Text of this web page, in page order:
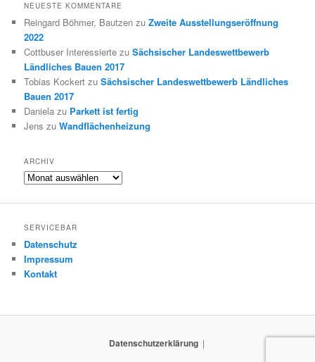
NEUESTE KOMMENTARE
Reingard Böhmer, Bautzen zuZweite Ausstellungseröffnung
2022
Cottbuser Interessierte zuSächsischer Landeswettbewerb
Ländliches Bauen 2017
Tobias Kockert zuSächsischer Landeswettbewerb Ländliches
Bauen 2017
Daniela zu Parkett ist fertig
Jens zuWandflächenheizung
ARCHIV
Archiv
SERVICEBAR
Datenschutz
Impressum
Kontakt
Datenschutzerklärung